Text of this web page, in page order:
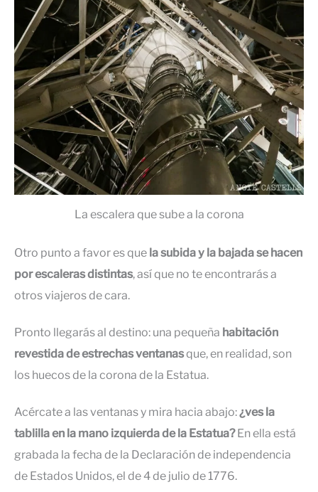
La escalera que sube a la corona
Otro punto a favor es que la subida y la bajada se hacen
por escaleras distintas, así que no te encontrarás a
otros viajeros de cara.
Pronto llegarás al destino: una pequeña habitación
revestida de estrechas ventanasque, en realidad, son
los huecos de la corona de la Estatua.
Acércate a las ventanas y mira hacia abajo:¿ves la
tablilla en la mano izquierda de la Estatua?En ella está
grabada la fecha de la Declaración de independencia
de Estados Unidos, el de 4 de julio de 1776.